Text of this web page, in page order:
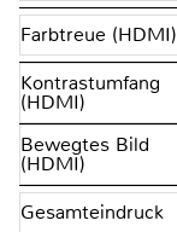
Farbtreue (HDMI)
Kontrastumfang
(HDMI)
Bewegtes Bild
(HDMI)
Gesamteindruck